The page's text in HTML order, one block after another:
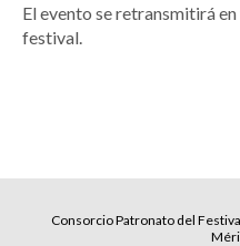
El evento se retransmitirá
festival.
Consorcio Patronato del